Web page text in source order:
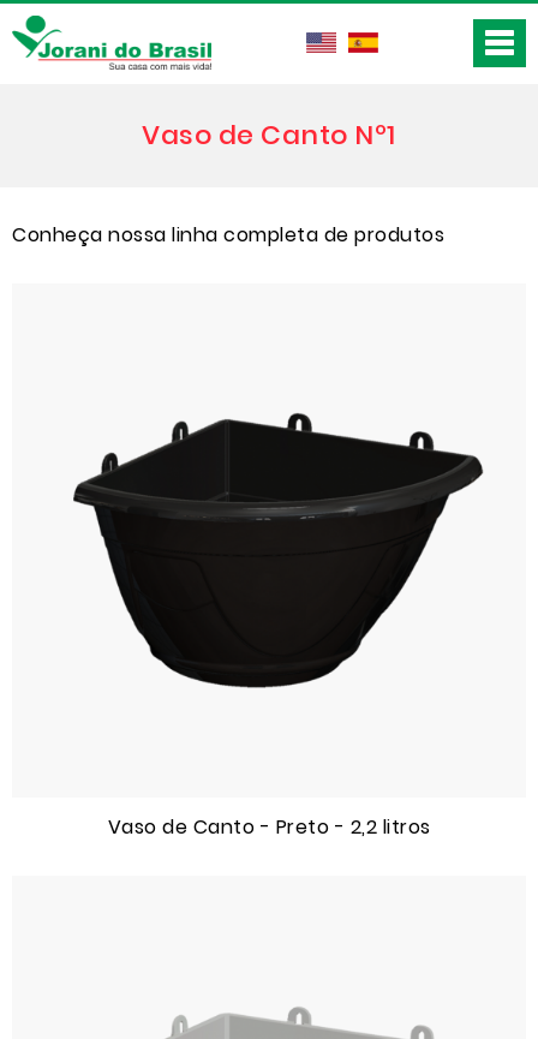
Vaso de Canto Nº1
Conheça nossa linha completa de produtos
Vaso de Canto - Preto - 2,2 litros